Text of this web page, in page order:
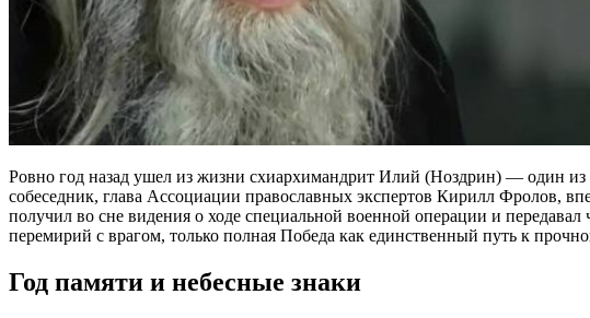
Ровно год назад ушел из жизни схиархимандрит Илий (Ноздрин) — один из
собеседник, глава Ассоциации православных экспертов Кирилл Фролов,
получил во сне видения о ходе специальной военной операции и
перемирий с врагом, только полная Победа как единственный путь к
Год памяти и небесные знаки